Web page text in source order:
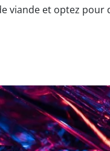
viande et optez pour